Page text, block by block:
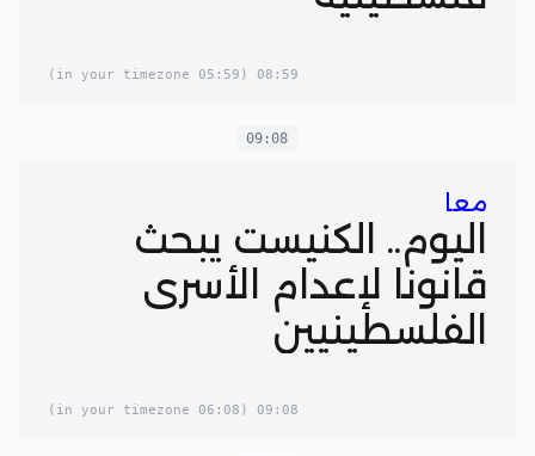
08:59
(05:59 in your timezone)
09:08
معا
اليوم.. الكنيست يبحث
قانونا لإعدام الأسرى
الفلسطينيين
09:08
(06:08 in your timezone)